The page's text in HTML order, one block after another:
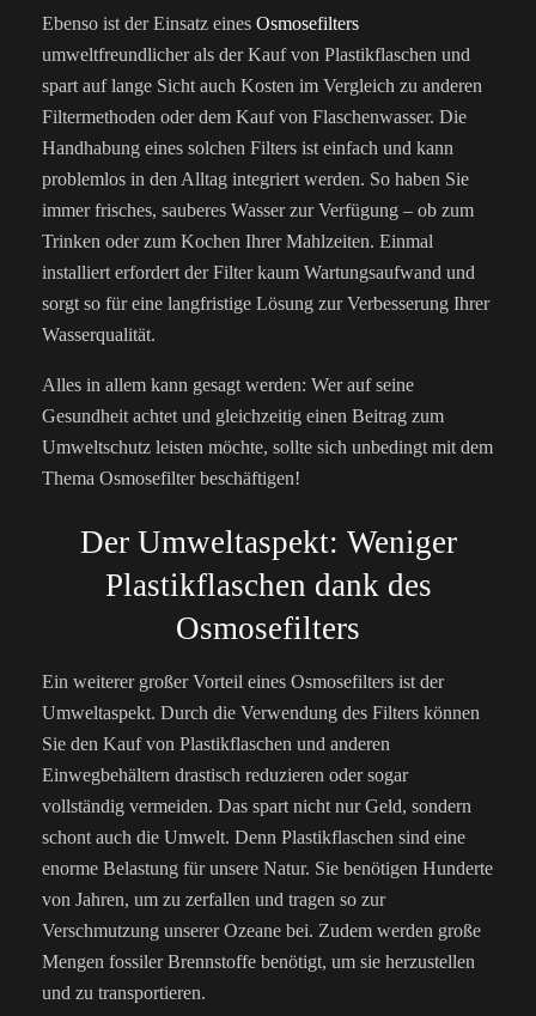
Ebenso ist der Einsatz eines Osmosefilters
umweltfreundlicher als der Kauf von Plastikflaschen und
spart auf lange Sicht auch Kosten im Vergleich zu anderen
Filtermethoden oder dem Kauf von Flaschenwasser. Die
Handhabung eines solchen Filters ist einfach und kann
problemlos in den Alltag integriert werden. So haben Sie
immer frisches, sauberes Wasser zur Verfügung – ob zum
Trinken oder zum Kochen Ihrer Mahlzeiten. Einmal
installiert erfordert der Filter kaum Wartungsaufwand und
sorgt so für eine langfristige Lösung zur Verbesserung Ihrer
Wasserqualität.
Alles in allem kann gesagt werden: Wer auf seine
Gesundheit achtet und gleichzeitig einen Beitrag zum
Umweltschutz leisten möchte, sollte sich unbedingt mit dem
Thema Osmosefilter beschäftigen!
Der Umweltaspekt: Weniger
Plastikflaschen dank des
Osmosefilters
Ein weiterer großer Vorteil eines Osmosefilters ist der
Umweltaspekt. Durch die Verwendung des Filters können
Sie den Kauf von Plastikflaschen und anderen
Einwegbehältern drastisch reduzieren oder sogar
vollständig vermeiden. Das spart nicht nur Geld, sondern
schont auch die Umwelt. Denn Plastikflaschen sind eine
enorme Belastung für unsere Natur. Sie benötigen Hunderte
von Jahren, um zu zerfallen und tragen so zur
Verschmutzung unserer Ozeane bei. Zudem werden große
Mengen fossiler Brennstoffe benötigt, um sie herzustellen
und zu transportieren.